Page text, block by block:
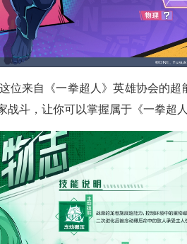
位来自《一拳超人》英雄协会的
斗，让你可以掌握属于《一拳超